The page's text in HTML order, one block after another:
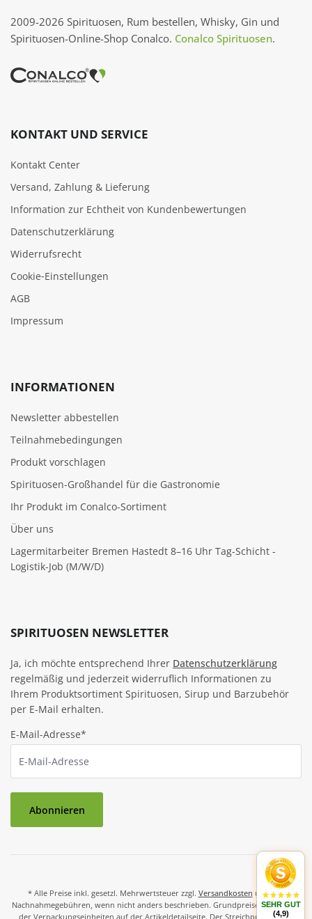
2009-2026 Spirituosen, Rum bestellen, Whisky, Gin und
Spirituosen-Online-Shop Conalco. Conalco Spirituosen.
KONTAKT UND SERVICE
Kontakt Center
Versand, Zahlung & Lieferung
Information zur Echtheit von Kundenbewertungen
Datenschutzerklärung
Widerrufsrecht
Cookie‑Einstellungen
AGB
Impressum
INFORMATIONEN
Newsletter abbestellen
Teilnahmebedingungen
Produkt vorschlagen
Spirituosen-Großhandel für die Gastronomie
Ihr Produkt im Conalco-Sortiment
Über uns
Lagermitarbeiter Bremen Hastedt 8–16 Uhr Tag-Schicht -
Logistik-Job (M/W/D)
SPIRITUOSEN NEWSLETTER
Ja, ich möchte entsprechend Ihrer Datenschutzerklärung
regelmäßig und jederzeit widerruflich Informationen zu
Ihrem Produktsortiment Spirituosen, Sirup und Barzubehör
per E-Mail erhalten.
E-Mail-Adresse*
Abonnieren
* Alle Preise inkl. gesetzl. Mehrwertsteuer zzgl. Versandkosten und ggf.
Nachnahmegebühren, wenn nicht anders beschrieben. Grundpreise und Preise
der Verpackungseinheiten auf der Artikeldetailseite. Der Streichpreis ist der
SEHR GUT
(4,9)